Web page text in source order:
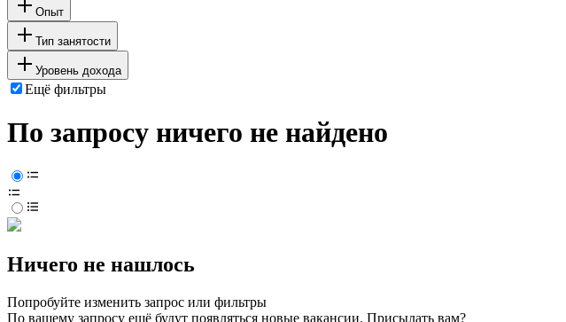
Опыт
Тип занятости
Уровень дохода
Ещё фильтры
По запросу ничего не найдено
Ничего не нашлось
Попробуйте изменить запрос или фильтры
По вашему запросу ещё будут появляться новые вакансии. Присылать вам?